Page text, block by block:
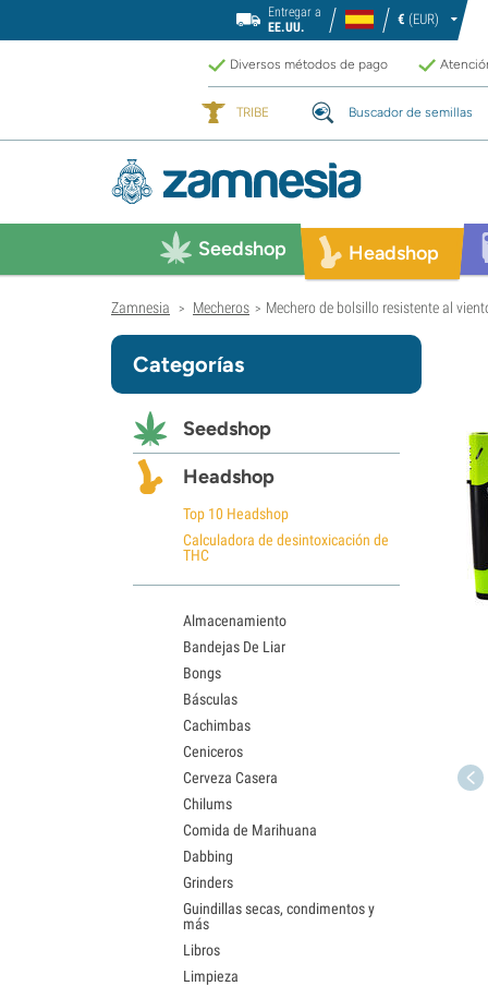
Entregar a
EE.UU.
€ (EUR)
Diversos métodos de pago
TRIBE Buscador de semillas
Seedshop Headshop
Zamnesia > Mecheros > Mechero de bolsillo resistente al
Categorías
Seedshop
Headshop
Top 10 Headshop
Calculadora de desintoxicación de
THC
Almacenamiento
Bandejas De Liar
Bongs
Básculas
Cachimbas
Ceniceros
Cerveza Casera
Chilums
Comida de Marihuana
Dabbing
Grinders
Guindillas secas, condimentos y
más
Libros
Limpieza